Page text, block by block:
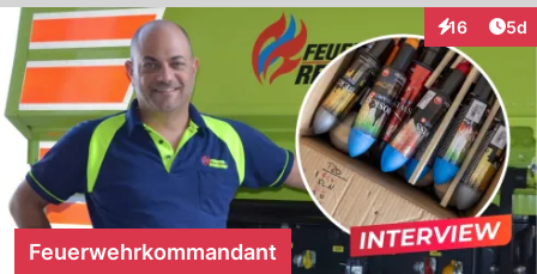
16
Interaktionen
5d
Feuerwehrkommandant